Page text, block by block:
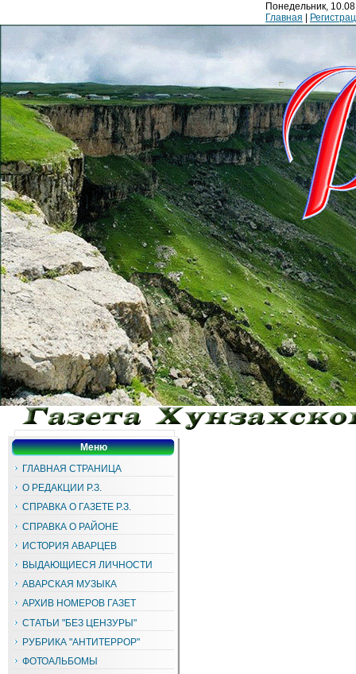
Понедельник,
Главная
Меню
ГЛАВНАЯ СТРАНИЦА
О РЕДАКЦИИ Р.З.
СПРАВКА О ГАЗЕТЕ Р.З.
СПРАВКА О РАЙОНЕ
ИСТОРИЯ АВАРЦЕВ
ВЫДАЮЩИЕСЯ ЛИЧНОСТИ
АВАРСКАЯ МУЗЫКА
АРХИВ НОМЕРОВ ГАЗЕТ
СТАТЬИ "БЕЗ ЦЕНЗУРЫ"
РУБРИКА "АНТИТЕРРОР"
ФОТОАЛЬБОМЫ